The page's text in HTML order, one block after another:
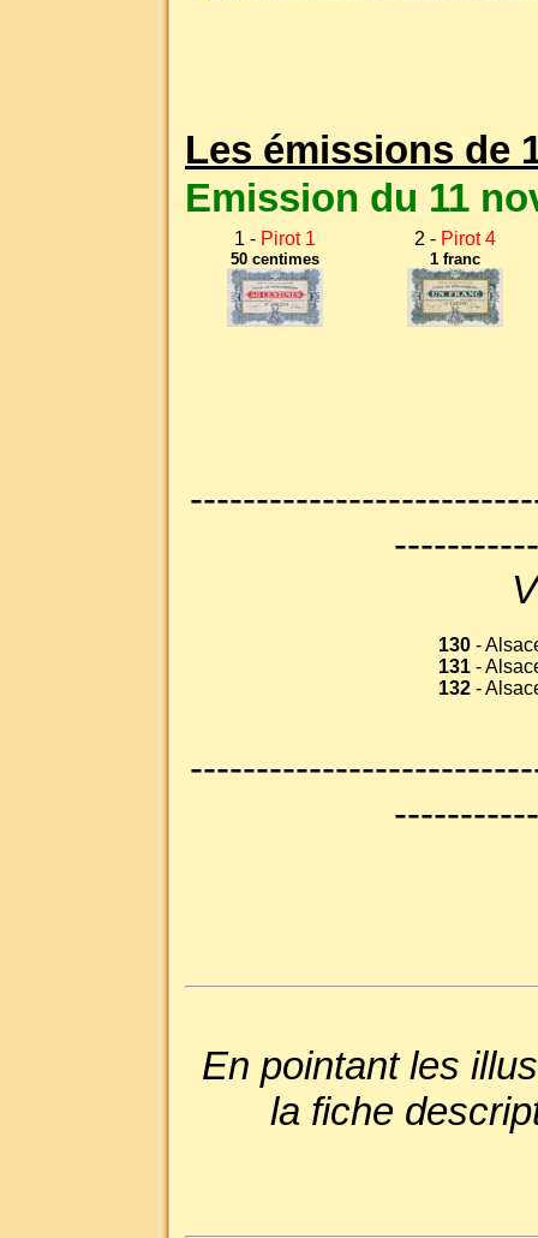
Les émissions de
Emission du 11
1 - Pirot 1
50 centimes
2 - Pirot 4
1 franc
130 -
131 -
132 -
En pointant les
la fiche